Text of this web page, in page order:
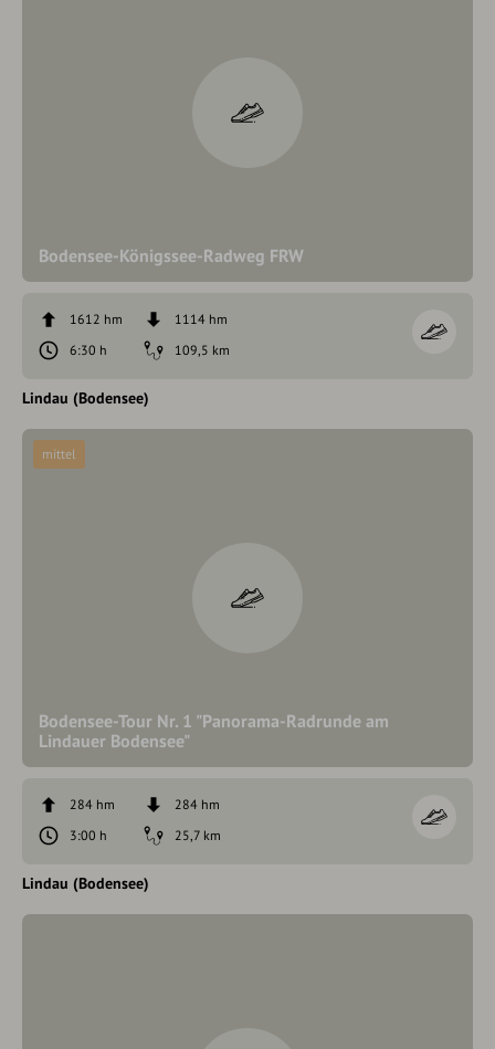
Bodensee-Königssee-Radweg FRW
1612 hm
1114 hm
6:30 h
109,5 km
Lindau (Bodensee)
Bodensee-Tour Nr. 1 "Panorama-Radrunde am
Lindauer Bodensee"
mittel
284 hm
284 hm
3:00 h
25,7 km
Lindau (Bodensee)